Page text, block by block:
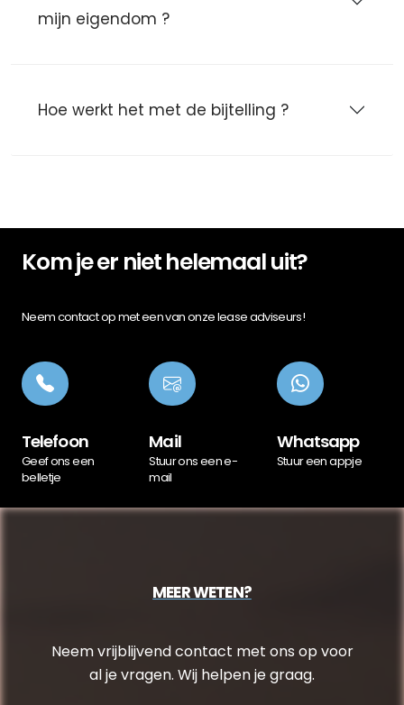
mijn eigendom ?
Hoe werkt het met de bijtelling ?
Kom je er niet helemaal uit?
Neem contact op met een van onze lease adviseurs!
Telefoon
Geef ons een
belletje
Mail
Stuur ons een e-
mail
Whatsapp
Stuur een appje
MEER WETEN?
Neem vrijblijvend contact met ons op voor
al je vragen. Wij helpen je graag.